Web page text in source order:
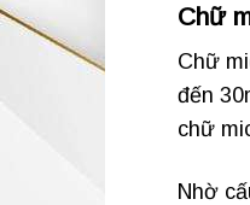
Chữ
Chữ
đến
chữ
Nhờ